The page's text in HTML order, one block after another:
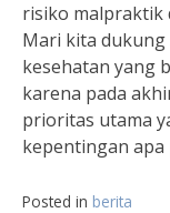
risiko malpraktik
Mari kita dukung
kesehatan yang
karena pada
prioritas utama
kepentingan apa
Posted in berita